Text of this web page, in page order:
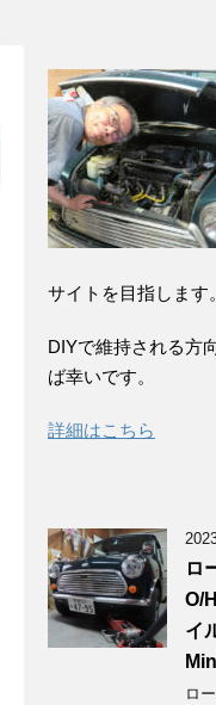
サイトを目指します。
DIYで維持される方
ば幸いです。
詳細はこちら
ロ
O/
イ
ロ